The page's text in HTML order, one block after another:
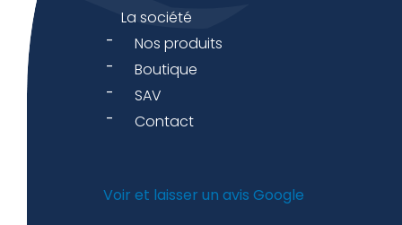
La société
Nos produits
Boutique
SAV
Contact
Voir et laisser un avis Google